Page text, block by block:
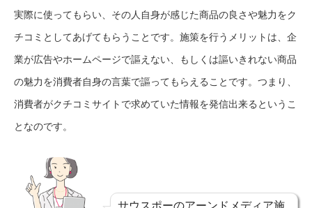
実際に使ってもらい、その人自身が感じた商品の良さや魅力をク
チコミとしてあげてもらうことです。施策を行うメリットは、企
業が広告やホームページで謳えない、もしくは謳いきれない商品
の魅力を消費者自身の言葉で謳ってもらえることです。つまり、
消費者がクチコミサイトで求めていた情報を発信出来るというこ
となのです。
サウスポーのアーンドメディア施